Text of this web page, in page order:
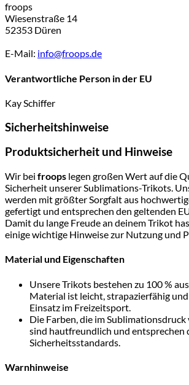
froops
Wiesenstraße 14
52353 Düren
E-Mail: info@froops.de
Verantwortliche Person in der EU
Kay Schiffer
Sicherheitshinweise
Produktsicherheit und Hinweise
Wir bei froops legen großen Wert auf die
Sicherheit unserer Sublimations-Trikots.
werden mit größter Sorgfalt aus
gefertigt und entsprechen den geltenden
Damit du lange Freude an deinem Trikot
einige wichtige Hinweise zur Nutzung und
Material und Eigenschaften
Unsere Trikots bestehen zu 100 %
Material ist leicht, strapazierfähig
Einsatz im Freizeitsport.
Die Farben, die im Sublimationsdruck
sind hautfreundlich und entsprechen
Sicherheitsstandards.
Warnhinweise